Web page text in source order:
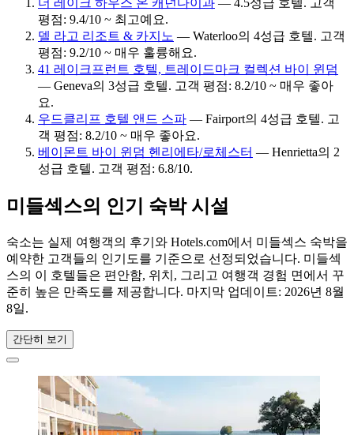
더 레이크 하우스 온 캐넌다이과 — 4.5성급 호텔. 고객
평점: 9.4/10 ~ 최고예요.
델 라고 리조트 & 카지노 — Waterloo의 4성급 호텔. 고객
평점: 9.2/10 ~ 매우 훌륭해요.
41 레이크프런트 호텔, 트레이드마크 컬렉션 바이 윈덤
— Geneva의 3성급 호텔. 고객 평점: 8.2/10 ~ 매우 좋아
요.
우드클리프 호텔 앤드 스파 — Fairport의 4성급 호텔. 고
객 평점: 8.2/10 ~ 매우 좋아요.
베이몬트 바이 윈덤 헨리에타/로체스터 — Henrietta의 2
성급 호텔. 고객 평점: 6.8/10.
미들섹스의 인기 숙박 시설
숙소는 실제 여행객의 후기와 Hotels.com에서 미들섹스 숙박을
예약한 고객들의 인기도를 기준으로 선정되었습니다. 미들섹
스의 이 호텔들은 편안함, 위치, 그리고 여행객 경험 면에서 꾸
준히 높은 만족도를 제공합니다. 마지막 업데이트: 2026년 8월
8일.
간단히 보기